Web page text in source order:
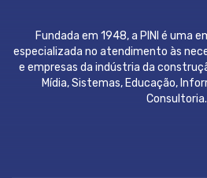
Fundada em 1948, a PINI é uma
especializada no atendimento às
e empresas da indústria da
Mídia, Sistemas, Educação,
Consultoria.